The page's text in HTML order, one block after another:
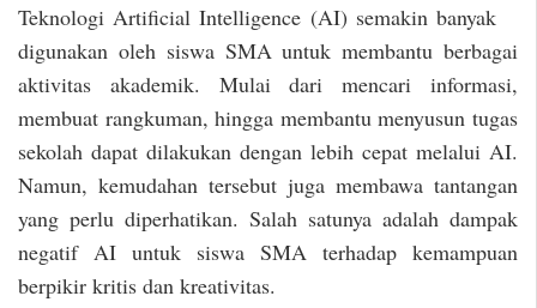
Teknologi Artificial Intelligence (AI) semakin banyak
digunakan oleh siswa SMA untuk membantu berbagai
aktivitas akademik. Mulai dari mencari informasi,
membuat rangkuman, hingga membantu menyusun tugas
sekolah dapat dilakukan dengan lebih cepat melalui AI.
Namun, kemudahan tersebut juga membawa tantangan
yang perlu diperhatikan. Salah satunya adalah dampak
negatif AI untuk siswa SMA terhadap kemampuan
berpikir kritis dan kreativitas.